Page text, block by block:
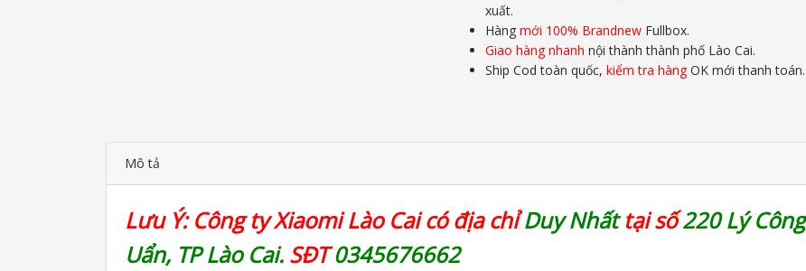
xuất.
Hàng mới 100% Brandnew Fullbox.
Giao hàng nhanh nội thành thành phố Lào Cai.
Ship Cod toàn quốc, kiểm tra hàng OK mới thanh toán.
Mô tả
Lưu Ý: Công ty Xiaomi Lào Cai có địa chỉDuy Nhấttại số220 Lý Công
Uẩn, TP Lào Cai. SĐT0345676662